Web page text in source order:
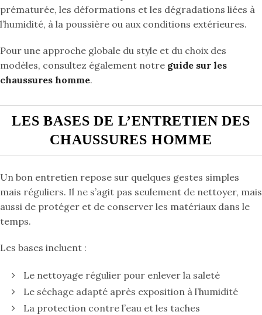
prématurée, les déformations et les dégradations liées à
l’humidité, à la poussière ou aux conditions extérieures.
Pour une approche globale du style et du choix des
modèles, consultez également notre guide sur les
chaussures homme.
LES BASES DE L’ENTRETIEN DES
CHAUSSURES HOMME
Un bon entretien repose sur quelques gestes simples
mais réguliers. Il ne s’agit pas seulement de nettoyer, mais
aussi de protéger et de conserver les matériaux dans le
temps.
Les bases incluent :
Le nettoyage régulier pour enlever la saleté
Le séchage adapté après exposition à l’humidité
La protection contre l’eau et les taches